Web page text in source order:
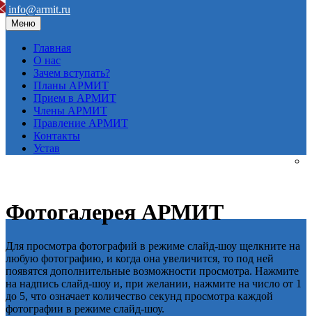
info@armit.ru
Меню
Главная
О нас
Зачем вступать?
Планы АРМИТ
Прием в АРМИТ
Члены АРМИТ
Правление АРМИТ
Контакты
Устав
Фотогалерея АРМИТ
Для просмотра фотографий в режиме слайд-шоу щелкните на
любую фотографию, и когда она увеличится, то под ней
появятся дополнительные возможности просмотра. Нажмите
на надпись слайд-шоу и, при желании, нажмите на число от 1
до 5, что означает количество секунд просмотра каждой
фотографии в режиме слайд-шоу.